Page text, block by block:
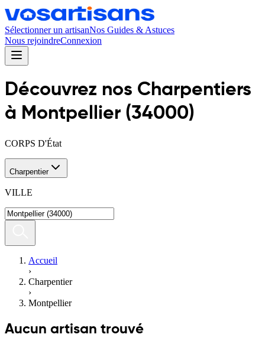
Sélectionner un artisanNos Guides & Astuces
Nous rejoindreConnexion
Découvrez nos Charpentiers
à Montpellier (34000)
CORPS D'État
Charpentier
VILLE
Accueil
›
Charpentier
›
Montpellier
Aucun artisan trouvé